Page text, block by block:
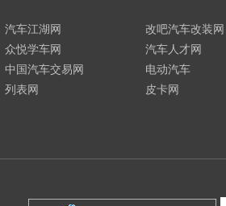
汽车江湖网
众悦学车网
中国汽车交易网
列表网
改吧汽车改装网
汽车人才网
电动汽车
皮卡网